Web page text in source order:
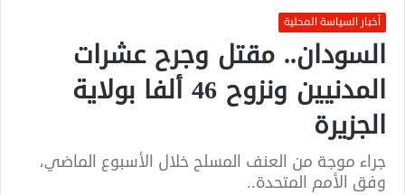
أخبار السياسة المحلية
السودان.. مقتل وجرح عشرات
المدنيين ونزوح 46 ألفا بولاية
الجزيرة
جراء موجة من العنف المسلح خلال الأسبوع الماضي،
وفق الأمم المتحدة..